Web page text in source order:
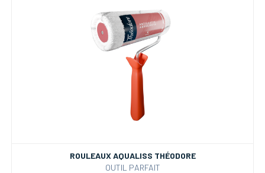
ROULEAUX AQUALISS THÉODORE
OUTIL PARFAIT